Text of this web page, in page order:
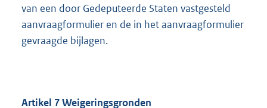
van een door Gedeputeerde Staten vastgesteld
aanvraagformulier en de in het aanvraagformulier
gevraagde bijlagen.
Artikel 7Weigeringsgronden